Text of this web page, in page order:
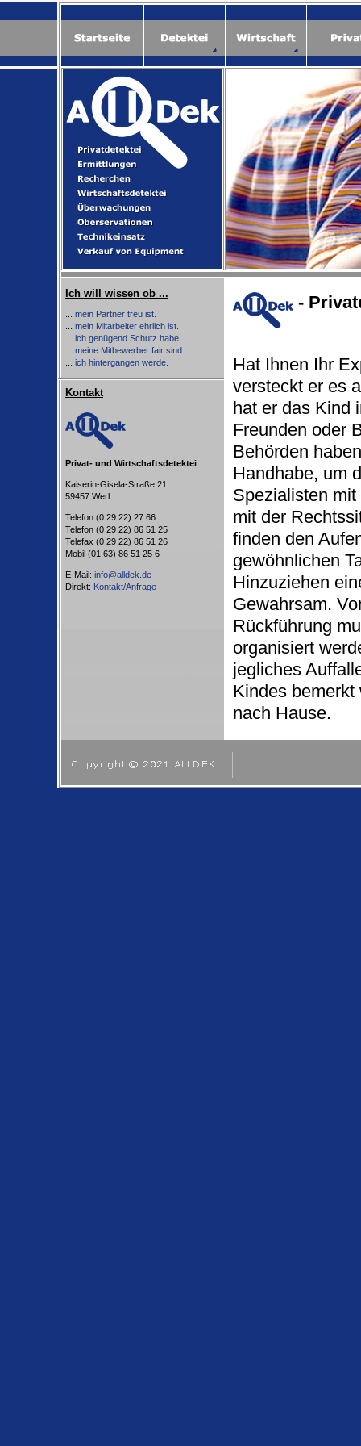
Ich will wissen ob ...
mein Partner treu ist.
mein Mitarbeiter ehrlich ist.
ich genügend Schutz habe.
meine Mitbewerber fair sind.
ich hintergangen werde.
Kontakt
Privat- und Wirtschaftsdetektei
Kaiserin-Gisela-Straße 21
59457 Werl
Telefon (0 29 22) 27 66
Telefon (0 29 22) 86 51 25
Telefax (0 29 22) 86 51 26
Mobil (01 63) 86 51 25 6
E-Mail: info@alldek.de
Direkt: Kontakt/Anfrage
-
Hat Ihnen Ihr
versteckt er es
hat er das Kind
Freunden oder
Behörden
Handhabe, um
Spezialisten
mit der
finden den
gewöhnlichen
Hinzuziehen
Gewahrsam.
Rückführung
organisiert
jegliches
Kindes
nach Hause.